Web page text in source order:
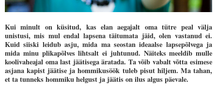
Kui minult on küsitud, kas elan aegajalt oma tütre peal välja
unistusi, mis mul endal lapsena täitumata jäid, olen vastanud ei.
Kuid siiski leidub asju, mida ma seostan ideaalse lapsepõlvega ja
mida minu plikapõlves lihtsalt ei juhtunud. Näiteks meeldib mulle
koolivaheajal oma last jäätisega äratada. Ta võib vabalt võtta esimese
asjana kapist jäätise ja hommikusöök tuleb pisut hiljem. Ma tahan,
et ta tunneks hommiku helgust ja jäätis on ilus algus päevale.